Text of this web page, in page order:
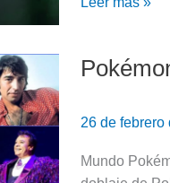
26 de febrero
Mundo
Pokémon:
canciones
de
James